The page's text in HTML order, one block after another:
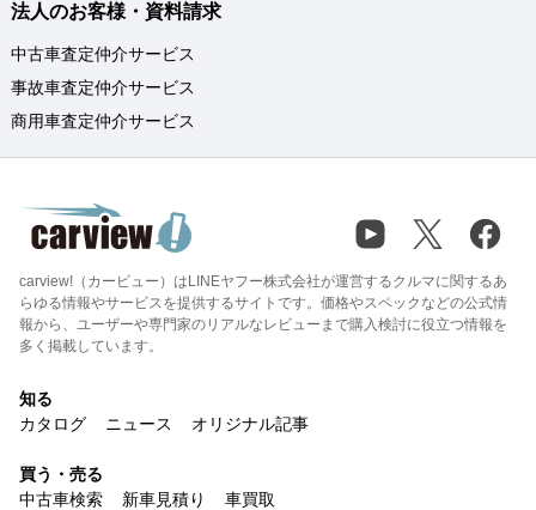
法人のお客様・資料請求
中古車査定仲介サービス
事故車査定仲介サービス
商用車査定仲介サービス
carview!（カービュー）はLINEヤフー株式会社が運営するクルマに関するあ
らゆる情報やサービスを提供するサイトです。価格やスペックなどの公式情
報から、ユーザーや専門家のリアルなレビューまで購入検討に役立つ情報を
多く掲載しています。
知る
カタログ
ニュース オリジナル記事
買う・売る
中古車検索
新車見積り 車買取